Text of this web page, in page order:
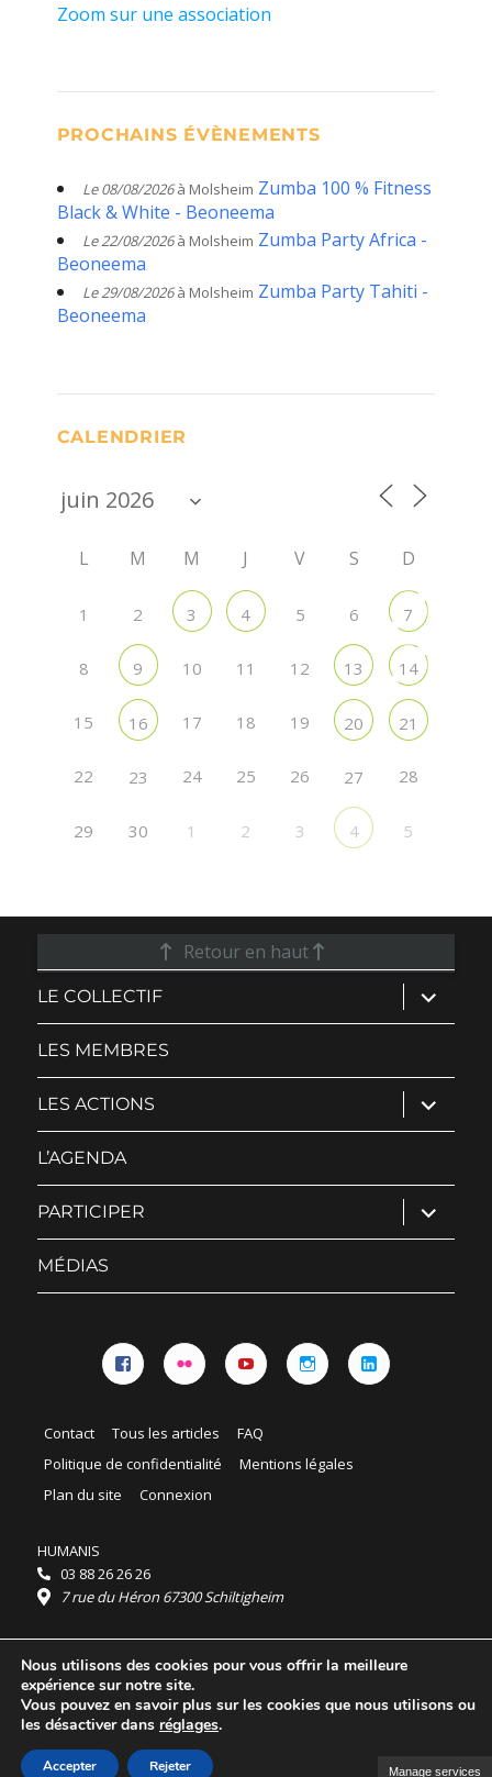
Zoom sur une association
PROCHAINS ÉVÈNEMENTS
Le 08/08/2026à Molsheim Zumba 100 % Fitness
Black & White - Beoneema
Le 22/08/2026à Molsheim Zumba Party Africa -
Beoneema
Le 29/08/2026à Molsheim Zumba Party Tahiti -
Beoneema
CALENDRIER
L M M J V S D
1 2 3 4 5 6 7
8 9 10 11 12 13 14
15 16 17 18 19 20 21
22 23 24 25 26 27 28
29 30 1 2 3 4 5
Retour en haut
LE COLLECTIF ouvrir
le
sous-
LES MEMBRES
LES ACTIONS ouvrir
le
sous-
L’AGENDA
PARTICIPER ouvrir
le
sous-
MÉDIAS
Contact Tous les articles
FAQ
Politique de confidentialité
Mentions légales
Plan du site
Connexion
HUMANIS
03 88 26 26 26
7 rue du Héron 67300 Schiltigheim
Horaires :
HUMANIS : du lundi au vendredi 9h - 18h
Ordidocaz : du lundi au vendredi 8h - 19h
© 2025 HUMANIS, tous droits réservés.
Licence Creative Commons Attribution 4.0
International
Nous utilisons des cookies pour vous offrir la meilleure
expérience sur notre site.
Vous pouvez en savoir plus sur les cookies que nous utilisons ou
les désactiver dans réglages.
Accepter Rejeter Manage services